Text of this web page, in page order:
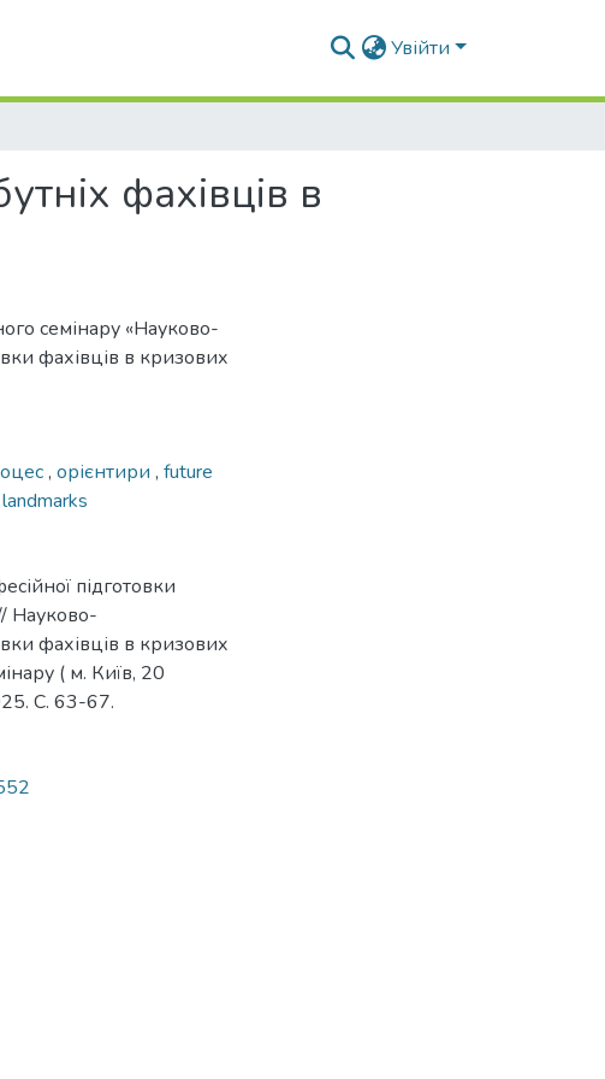
Увійти
фахівців в
семінару «Науково-
фахівців в кризових
, орієнтири , future
landmarks
підготовки
Науково-
фахівців в кризових
( м. Київ, 20
C. 63-67.